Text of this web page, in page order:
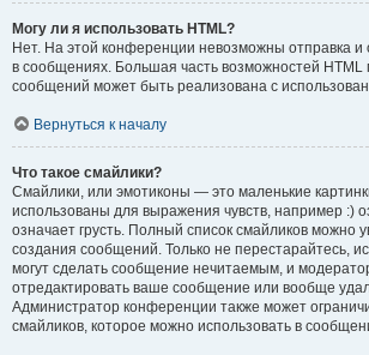
Могу ли я использовать HTML?
Нет. На этой конференции невозможны отправка и
в сообщениях. Большая часть возможностей
сообщений может быть реализована с
Вернуться к началу
Что такое смайлики?
Смайлики, или эмотиконы — это маленькие
использованы для выражения чувств, например :)
означает грусть. Полный список смайликов можно
создания сообщений. Только не перестарайтесь,
могут сделать сообщение нечитаемым, и
отредактировать ваше сообщение или вообще
Администратор конференции также может
смайликов, которое можно использовать в